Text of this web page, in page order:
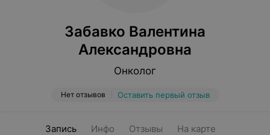
Забавко Валентина
Александровна
Онколог
Нет отзывов Оставить первый отзыв
Запись Инфо Отзывы На карте